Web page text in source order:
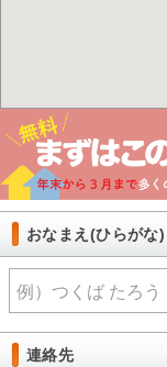
おなまえ(ひらがな)
連絡先